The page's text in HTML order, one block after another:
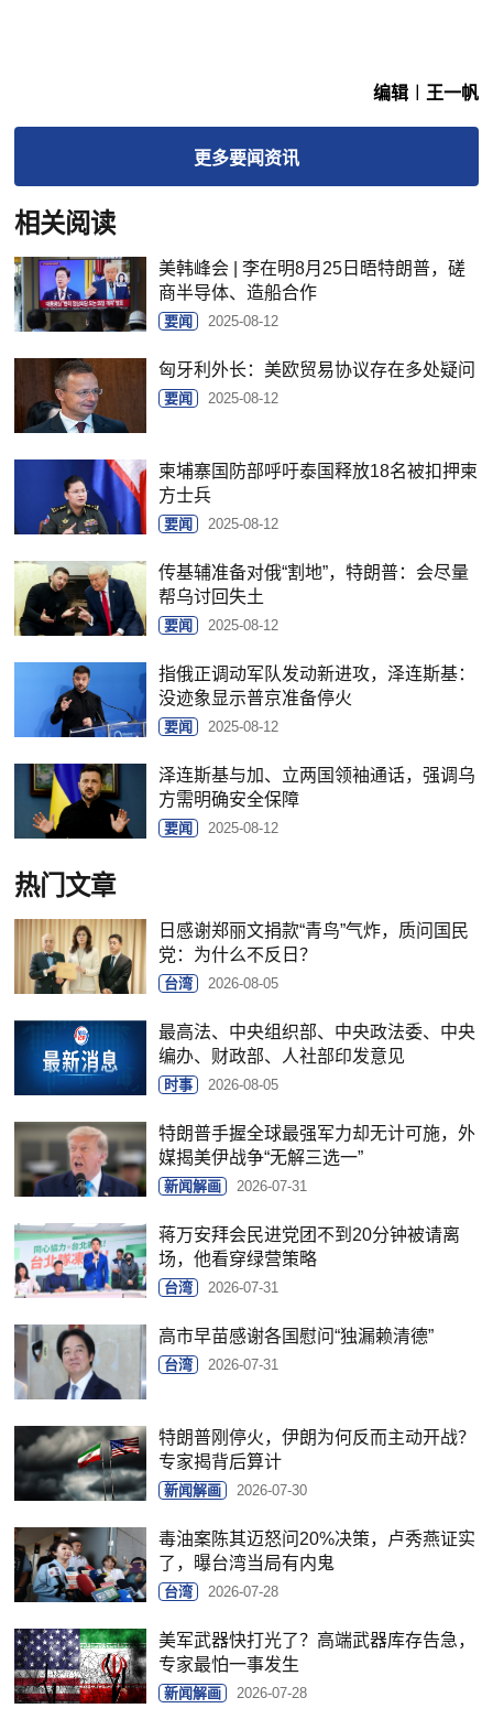
编辑︱王一帆
更多要闻资讯
相关阅读
美韩峰会 | 李在明8月25日晤特朗普，磋
商半导体、造船合作
要闻 2025-08-12
匈牙利外长：美欧贸易协议存在多处疑问
要闻 2025-08-12
柬埔寨国防部呼吁泰国释放18名被扣押柬
方士兵
要闻 2025-08-12
传基辅准备对俄“割地”，特朗普：会尽量
帮乌讨回失土
要闻 2025-08-12
指俄正调动军队发动新进攻，泽连斯基：
没迹象显示普京准备停火
要闻 2025-08-12
泽连斯基与加、立两国领袖通话，强调乌
方需明确安全保障
要闻 2025-08-12
热门文章
日感谢郑丽文捐款“青鸟”气炸，质问国民
党：为什么不反日？
台湾 2026-08-05
最高法、中央组织部、中央政法委、中央
编办、财政部、人社部印发意见
时事 2026-08-05
特朗普手握全球最强军力却无计可施，外
媒揭美伊战争“无解三选一”
新闻解画 2026-07-31
蒋万安拜会民进党团不到20分钟被请离
场，他看穿绿营策略
台湾 2026-07-31
高市早苗感谢各国慰问“独漏赖清德”
台湾 2026-07-31
特朗普刚停火，伊朗为何反而主动开战？
专家揭背后算计
新闻解画 2026-07-30
毒油案陈其迈怒问20%决策，卢秀燕证实
了，曝台湾当局有内鬼
台湾 2026-07-28
美军武器快打光了？高端武器库存告急，
专家最怕一事发生
新闻解画 2026-07-28